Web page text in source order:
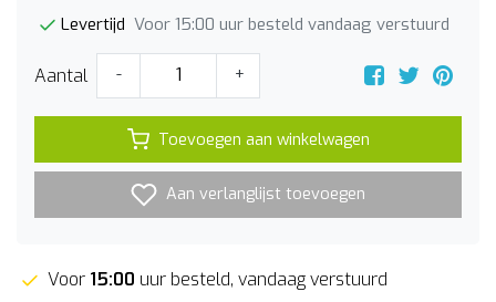
Levertijd Voor 15:00 uur besteld vandaag verstuurd
Aantal - +
Toevoegen aan winkelwagen
Aan verlanglijst toevoegen
Voor 15:00 uur besteld, vandaag verstuurd